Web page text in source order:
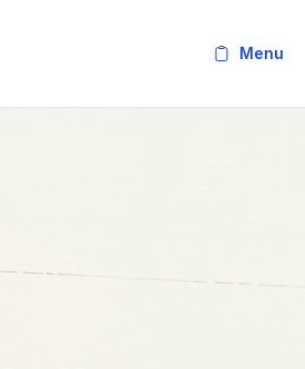
menu